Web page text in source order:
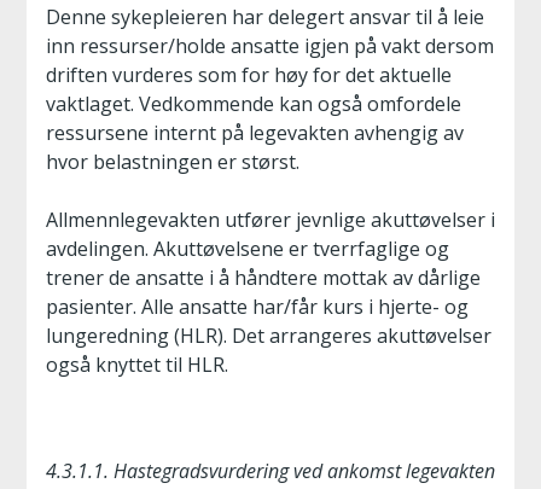
Denne sykepleieren har delegert ansvar til å leie
inn ressurser/holde ansatte igjen på vakt dersom
driften vurderes som for høy for det aktuelle
vaktlaget. Vedkommende kan også omfordele
ressursene internt på legevakten avhengig av
hvor belastningen er størst.
Allmennlegevakten utfører jevnlige akuttøvelser i
avdelingen. Akuttøvelsene er tverrfaglige og
trener de ansatte i å håndtere mottak av dårlige
pasienter. Alle ansatte har/får kurs i hjerte- og
lungeredning (HLR). Det arrangeres akuttøvelser
også knyttet til HLR.
4.3.1.1. Hastegradsvurdering ved ankomst legevakten